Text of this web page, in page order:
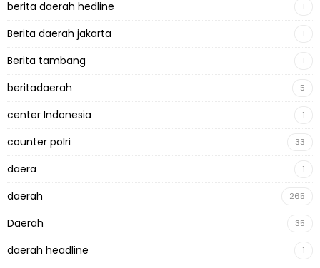
berita daerah hedline 1
Berita daerah jakarta 1
Berita tambang 1
beritadaerah 5
center Indonesia 1
counter polri 33
daera 1
daerah 265
Daerah 35
daerah headline 1